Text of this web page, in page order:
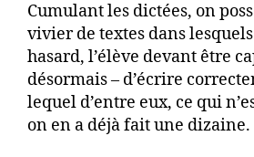
Cumulant les dictées, on
vivier de textes dans
hasard, l’élève devant être
désormais – d’écrire
lequel d’entre eux, ce qui
on en a déjà fait une dizaine.